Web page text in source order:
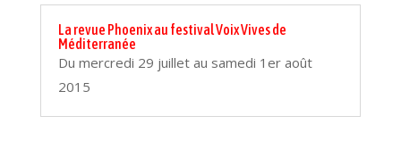
La revue Phoenix au festival Voix Vives de
Méditerranée
Du mercredi 29 juillet au samedi 1er août
2015